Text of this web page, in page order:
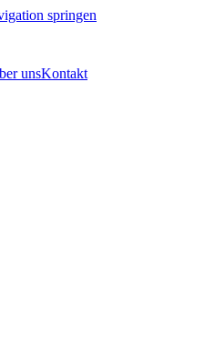
springen
unsKontakt